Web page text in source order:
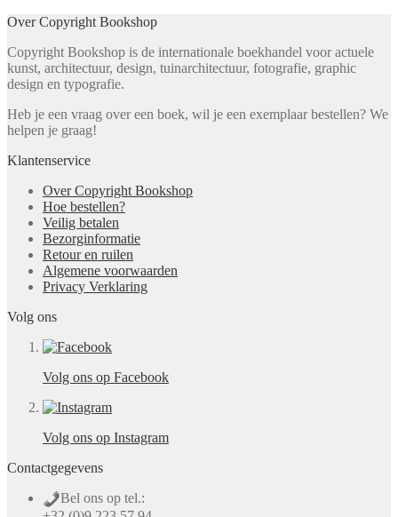
Over Copyright Bookshop
Copyright Bookshop is de internationale boekhandel voor actuele
kunst, architectuur, design, tuinarchitectuur, fotografie, graphic
design en typografie.
Heb je een vraag over een boek, wil je een exemplaar bestellen? We
helpen je graag!
Klantenservice
Over Copyright Bookshop
Hoe bestellen?
Veilig betalen
Bezorginformatie
Retour en ruilen
Algemene voorwaarden
Privacy Verklaring
Volg ons
Volg ons op Facebook
Volg ons op Instagram
Contactgegevens
Bel ons op tel.: